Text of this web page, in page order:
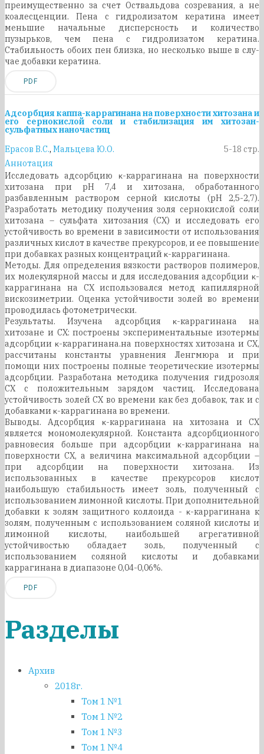
преимущественно за счет Оствальдова созревания, а не
коалесценции. Пена с гидролизатом кератина имеет
меньшие начальные дисперсность и количество
пузырьков, чем пена с гидролизатом кератина.
Стабильность обоих пен близка, но несколько выше в слу-
чае добавки кератина.
PDF
Адсорбция каппа-каррагинана на поверхности хитозана и
его сернокислой соли и стабилизация им хитозан-
сульфатных наночастиц
Ерасов В.С., Мальцева Ю.О.
5-18 стр.
Аннотация
Исследовать адсорбцию κ-каррагинана на поверхности
хитозана при рН 7,4 и хитозана, обработанного
разбавленным раствором серной кислоты (рН 2,5-2,7).
Разработать методику получения золя сернокислой соли
хитозана – сульфата хитозания (СХ) и исследовать его
устойчивость во времени в зависимости от использования
различных кислот в качестве прекурсоров, и ее повышение
при добавках разных концентраций κ-каррагинана.
Методы. Для определения вязкости растворов полимеров,
их молекулярной массы и для исследования адсорбции κ-
каррагинана на СХ использовался метод капиллярной
вискозиметрии. Оценка устойчивости золей во времени
проводилась фотометрически.
Результаты. Изучена адсорбция κ-каррагинана на
хитозане и СХ: построены экспериментальные изотермы
адсорбции κ-каррагинана.на поверхностях хитозана и СХ,
рассчитаны константы уравнения Ленгмюра и при
помощи них построены полные теоретические изотермы
адсорбции. Разработана методика получения гидрозоля
СХ с положительным зарядом частиц. Исследована
устойчивость золей СХ во времени как без добавок, так и с
добавками κ-каррагинана во времени.
Выводы. Адсорбция κ-каррагинана на хитозана и СХ
является мономолекулярной. Константа адсорбционного
равновесия больше при адсорбции κ-каррагинана на
поверхности СХ, а величина максимальной адсорбции –
при адсорбции на поверхности хитозана. Из
использованных в качестве прекурсоров кислот
наибольшую стабильность имеет золь, полученный с
использованием лимонной кислоты. При дополнительной
добавки к золям защитного коллоида - κ-каррагинана к
золям, полученным с использованием соляной кислоты и
лимонной кислоты, наибольшей агрегативной
устойчивостью обладает золь, полученный с
использованием соляной кислоты и добавками
каррагинана в диапазоне 0,04-0,06%.
PDF
Разделы
Архив
2018г.
Том 1 №1
Том 1 №2
Том 1 №3
Том 1 №4